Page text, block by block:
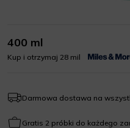
400 ml
Kup i otrzymaj 28 mil
Darmowa dostawa na
Gratis 2 próbki do każdego